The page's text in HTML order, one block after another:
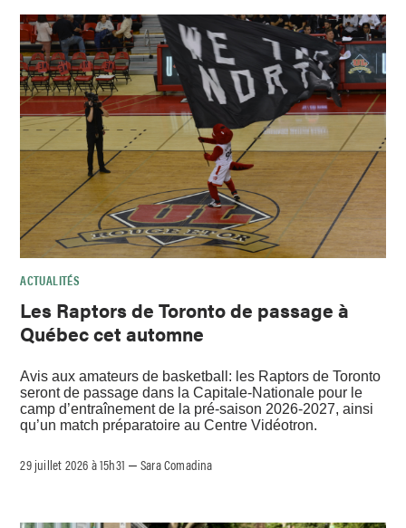
ACTUALITÉS
Les Raptors de Toronto de passage à
Québec cet automne
Avis aux amateurs de basketball: les Raptors de Toronto
seront de passage dans la Capitale-Nationale pour le
camp d’entraînement de la pré-saison 2026-2027, ainsi
qu’un match préparatoire au Centre Vidéotron.
29 juillet 2026 à 15h31 –Sara Comadina